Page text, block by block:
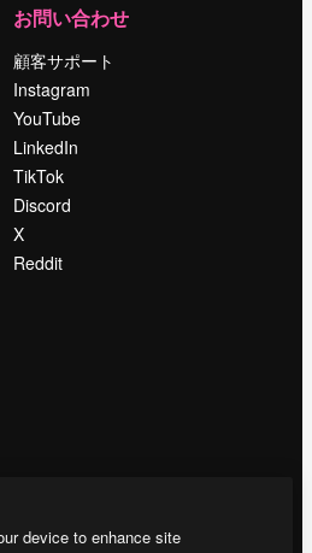
お問い合わせ
顧客サポート
Instagram
YouTube
LinkedIn
TikTok
Discord
X
Reddit
device to enhance site